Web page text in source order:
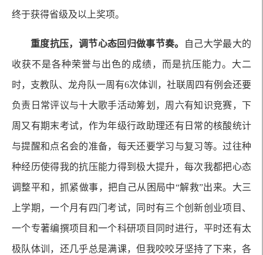
终于获得省级及以上奖项。
重度抗压，调节心态回归做事节奏。 自己大学最大的
收获不是各种荣誉与出色的成绩，而是抗压能力。大二
时，支教队、龙舟队一周有6次体训，社联周四有例会还要
负责日常评议与十大歌手活动筹划，周六有知识竞赛，下
周又有期末考试，作为年级行政助理还有日常的核酸统计
与提醒和点名会的准备，每天还要学习与复习等。过往种
种经历使得我的抗压能力得到极大提升，每次我都把心态
调整平和，抓紧做事，把自己从困局中“解救”出来。大三
上学期，一个月有四门考试，同时有三个创新创业项目、
一个专著编撰项目和一个科研项目同时进行，平时还有太
极队体训，还几乎总是满课，但我咬咬牙坚持了下来，各